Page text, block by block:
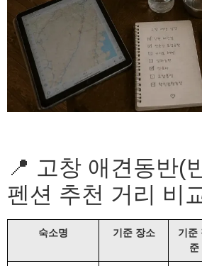
📍 고창 애견동반(
펜션 추천 거리 비
숙소명 기준 장소
기준
준